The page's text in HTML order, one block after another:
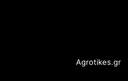
Agrotikes.gr